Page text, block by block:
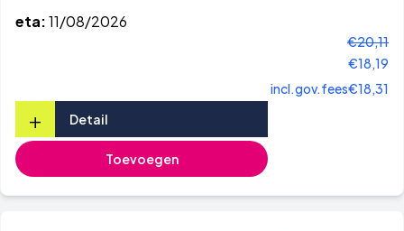
eta:11/08/2026
€20,11
€18,19
incl.gov.fees€18,31
+ Detail
Toevoegen